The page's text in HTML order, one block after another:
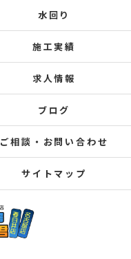
水回り
施工実績
求人情報
ブログ
ご相談・お問い合わせ
サイトマップ